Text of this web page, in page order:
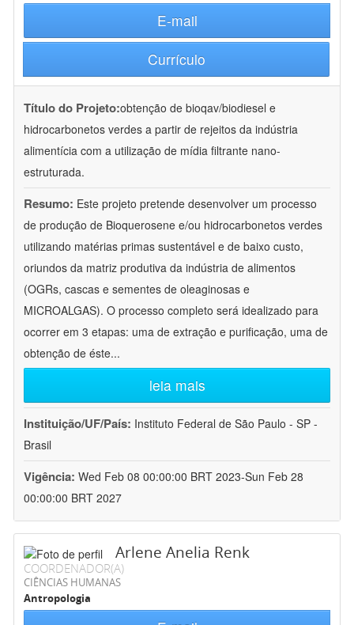
E-mail
Currículo
Título do Projeto:obtenção de bioqav/biodiesel e
hidrocarbonetos verdes a partir de rejeitos da indústria
alimentícia com a utilização de mídia filtrante nano-
estruturada.
Resumo: Este projeto pretende desenvolver um processo
de produção de Bioquerosene e/ou hidrocarbonetos verdes
utilizando matérias primas sustentável e de baixo custo,
oriundos da matriz produtiva da indústria de alimentos
(OGRs, cascas e sementes de oleaginosas e
MICROALGAS). O processo completo será idealizado para
ocorrer em 3 etapas: uma de extração e purificação, uma de
obtenção de éste...
leia mais
Instituição/UF/País: Instituto Federal de São Paulo - SP -
Brasil
Vigência: Wed Feb 08 00:00:00 BRT 2023-Sun Feb 28
00:00:00 BRT 2027
Arlene Anelia Renk
COORDENADOR(A)
CIÊNCIAS HUMANAS
Antropologia